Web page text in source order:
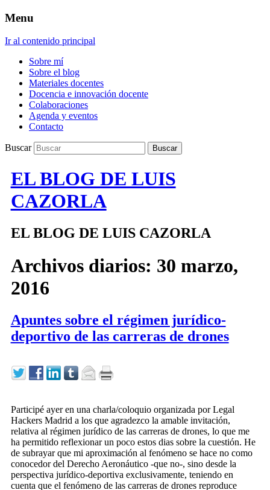
Menu
Ir al contenido principal
Sobre mí
Sobre el blog
Materiales docentes
Docencia e innovación docente
Colaboraciones
Agenda y eventos
Contacto
Buscar
EL BLOG DE LUIS
CAZORLA
EL BLOG DE LUIS CAZORLA
Archivos diarios: 30 marzo,
2016
Apuntes sobre el régimen jurídico-
deportivo de las carreras de drones
Participé ayer en una charla/coloquio organizada por Legal
Hackers Madrid a los que agradezco la amable invitación,
relativa al régimen jurídico de las carreras de drones, lo que me
ha permitido reflexionar un poco estos dias sobre la cuestión. He
de subrayar que mi aproximación al fenómeno se hace no como
conocedor del Derecho Aeronáutico -que no-, sino desde la
perspectiva jurídico-deportiva exclusivamente, teniendo en
cuenta que el fenómeno de las carreras de drones reproduce